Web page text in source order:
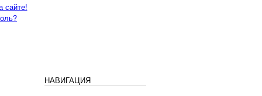
сайте!
НАВИГАЦИЯ